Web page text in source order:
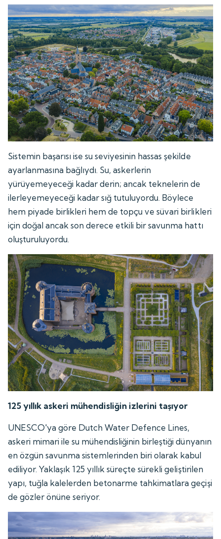
Sistemin başarısı ise su seviyesinin hassas şekilde
ayarlanmasına bağlıydı. Su, askerlerin
yürüyemeyeceği kadar derin; ancak teknelerin de
ilerleyemeyeceği kadar sığ tutuluyordu. Böylece
hem piyade birlikleri hem de topçu ve süvari birlikleri
için doğal ancak son derece etkili bir savunma hattı
oluşturuluyordu.
125 yıllık askeri mühendisliğin izlerini taşıyor
UNESCO'ya göre Dutch Water Defence Lines,
askeri mimari ile su mühendisliğinin birleştiği dünyanın
en özgün savunma sistemlerinden biri olarak kabul
ediliyor. Yaklaşık 125 yıllık süreçte sürekli geliştirilen
yapı, tuğla kalelerden betonarme tahkimatlara geçişi
de gözler önüne seriyor.